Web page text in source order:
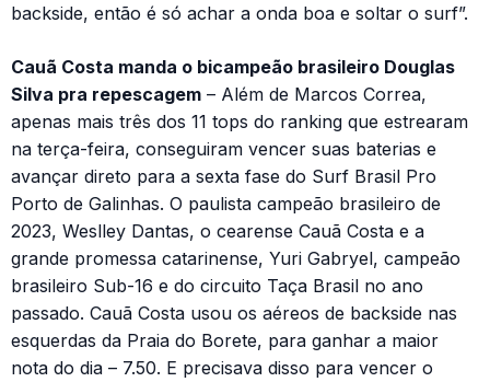
backside, então é só achar a onda boa e soltar o surf”.
Cauã Costa manda o bicampeão brasileiro Douglas
Silva pra repescagem – Além de Marcos Correa,
apenas mais três dos 11 tops do ranking que estrearam
na terça-feira, conseguiram vencer suas baterias e
avançar direto para a sexta fase do Surf Brasil Pro
Porto de Galinhas. O paulista campeão brasileiro de
2023, Weslley Dantas, o cearense Cauã Costa e a
grande promessa catarinense, Yuri Gabryel, campeão
brasileiro Sub-16 e do circuito Taça Brasil no ano
passado. Cauã Costa usou os aéreos de backside nas
esquerdas da Praia do Borete, para ganhar a maior
nota do dia – 7.50. E precisava disso para vencer o